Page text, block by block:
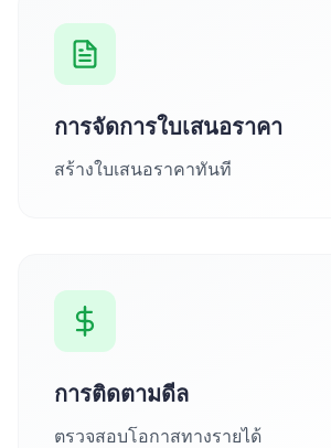
การจัดการใบเสนอราคา
สร้างใบเสนอราคาทันที
การติดตามดีล
ตรวจสอบโอกาสทางรายได้